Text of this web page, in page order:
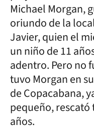
Michael Morgan,
oriundo de la
Javier, quien el
un niño de 11
adentro. Pero no
tuvo Morgan en
de Copacabana,
pequeño, rescató
años.